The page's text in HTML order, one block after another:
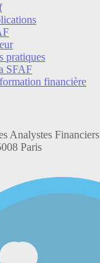
pratiques
SFAF
financière
Analystes Financiers
Paris